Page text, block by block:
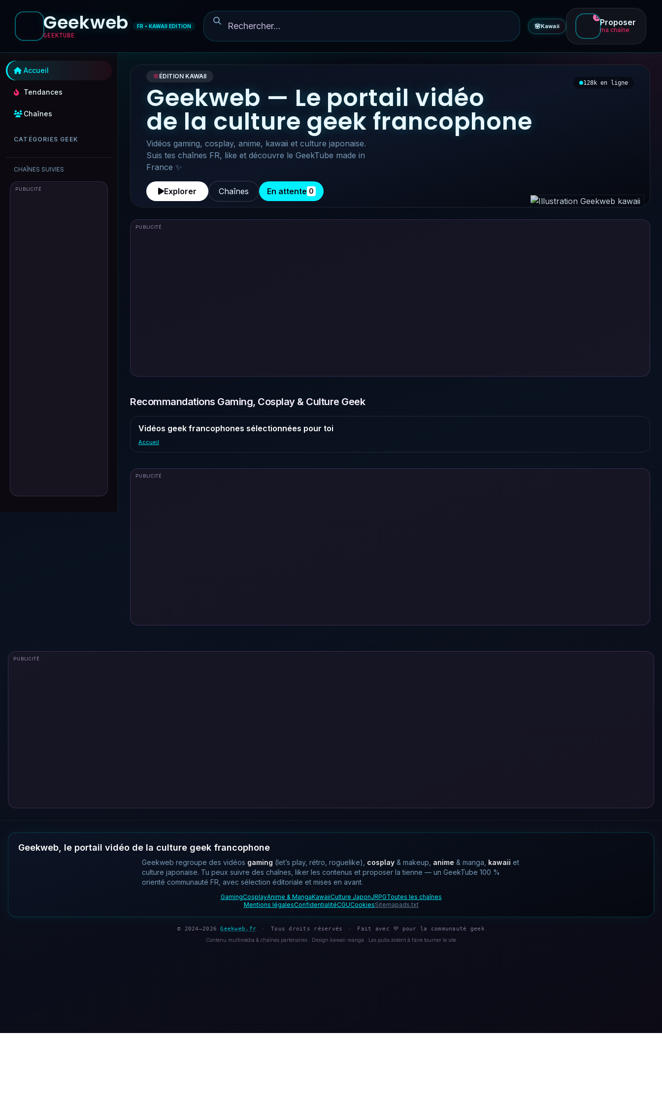
Geekweb
GEEKTUBE
FR • KAWAII EDITION 🌸Kawaii
0 Proposer
ma chaîne
Accueil
Tendances
Chaînes
CATÉGORIES GEEK
CHAÎNES SUIVIES
PUBLICITÉ
🌸ÉDITION KAWAII
Geekweb — Le portail vidéo
de la culture geek francophone
Vidéos gaming, cosplay, anime, kawaii et culture japonaise.
Suis tes chaînes FR, like et découvre le GeekTube made in
France ✨
Explorer Chaînes En attente 0
128k en ligne
PUBLICITÉ
Recommandations Gaming, Cosplay & Culture Geek
Vidéos geek francophones sélectionnées pour toi
Accueil
PUBLICITÉ
PUBLICITÉ
Geekweb, le portail vidéo de la culture geek francophone
Geekweb regroupe des vidéos gaming (let’s play, rétro, roguelike), cosplay & makeup, anime & manga, kawaii et
culture japonaise. Tu peux suivre des chaînes, liker les contenus et proposer la tienne — un GeekTube 100 %
orienté communauté FR, avec sélection éditoriale et mises en avant.
GamingCosplayAnime & MangaKawaiiCulture JaponJRPGToutes les chaînes
Mentions légalesConfidentialitéCGUCookiesSitemapads.txt
© 2024–2026Geekweb.fr · Tous droits réservés · Fait avec 💜 pour la communauté geek
Contenu multimédia & chaînes partenaires · Design kawaii manga · Les pubs aident à faire tourner le site